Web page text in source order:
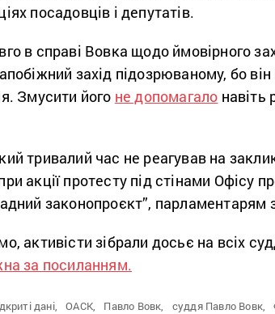
посадовців і депутатів.
в справі Вовка щодо ймовірного
захід підозрюваному, бо
Змусити його не допомагало навіть
тривалий час не реагував на
акції протесту під стінами Офісу
законопроєкт”, парламентарям
активісти зібрали досьє на всіх
за посиланням.
дані, ОАСК, Павло Вовк, суддя Павло Вовк,